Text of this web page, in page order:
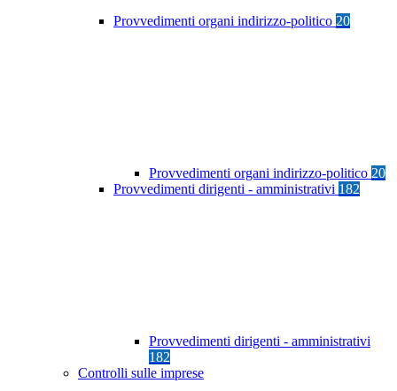
Provvedimenti organi indirizzo-politico 20
Provvedimenti organi indirizzo-politico 20
Provvedimenti dirigenti - amministrativi 182
Provvedimenti dirigenti - amministrativi
182
Controlli sulle imprese